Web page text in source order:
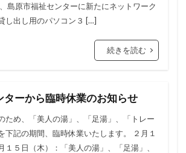
島原市福祉センターに新たにネットワーク
し出し用のパソコン３ […]
続きを読む
ターから臨時休業のお知らせ
ため、「美人の湯」、「足湯」、「トレー
下記の期間、臨時休業いたします。 ２月１
１５日（木）：「美人の湯」、「足湯」、